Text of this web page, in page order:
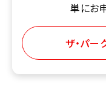
単にお
ザ・パー